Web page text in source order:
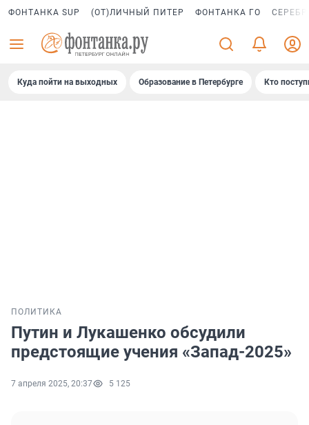
ФОНТАНКА SUP (ОТ)ЛИЧНЫЙ ПИТЕР ФОНТАНКА ГО
Куда пойти на выходных Образование в Петербурге Кто
ПОЛИТИКА
Путин и Лукашенко обсудили
предстоящие учения «Запад-2025»
7 апреля 2025, 20:37 5 125